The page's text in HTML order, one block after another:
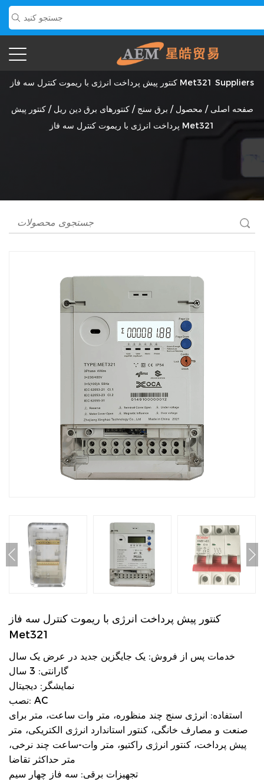
کنتور پیش پرداخت انرژی با ریموت کنترل سه فاز Met321 Suppliers
صفحه اصلی / محصول / برق سنج /کنتورهای برق دین ریل /کنتور پیش
پرداخت انرژی با ریموت کنترل سه فاز Met321
کنتور پیش پرداخت انرژی با ریموت کنترل سه فاز
Met321
خدمات پس از فروش: یک جایگزین جدید در عرض یک سال
گارانتی: 3 سال
نمایشگر: دیجیتال
نصب: AC
استفاده: انرژی سنج چند منظوره، متر وات ساعت، متر برای
صنعت و مصارف خانگی، کنتور استاندارد انرژی الکتریکی، متر
پیش پرداخت، کنتور انرژی راکتیو، متر وات-ساعت چند نرخی،
متر حداکثر تقاضا
تجهیزات برقی: سه فاز چهار سیم